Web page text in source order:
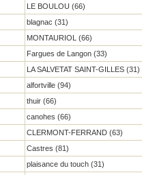
LE BOULOU (66)
blagnac (31)
MONTAURIOL (66)
Fargues de Langon (33)
LA SALVETAT SAINT-GILLES (31)
alfortville (94)
thuir (66)
canohes (66)
CLERMONT-FERRAND (63)
Castres (81)
plaisance du touch (31)